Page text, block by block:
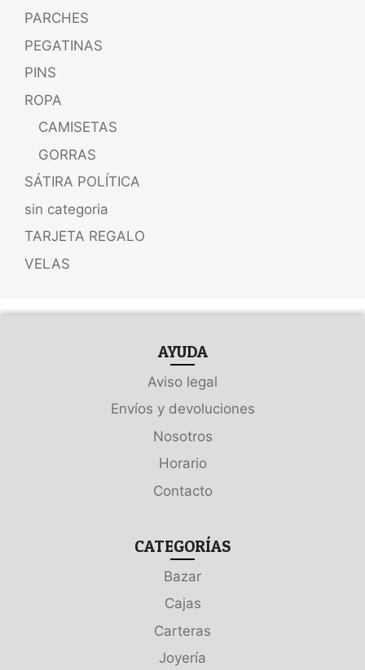
PARCHES
PEGATINAS
PINS
ROPA
CAMISETAS
GORRAS
SÁTIRA POLÍTICA
sin categoria
TARJETA REGALO
VELAS
AYUDA
Aviso legal
Envíos y devoluciones
Nosotros
Horario
Contacto
CATEGORÍAS
Bazar
Cajas
Carteras
Joyería